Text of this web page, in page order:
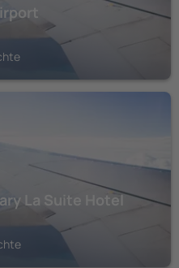
La Suite Hotel